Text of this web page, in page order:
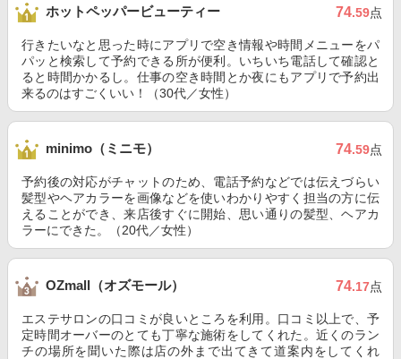
ホットペッパービューティー 74.59点
行きたいなと思った時にアプリで空き情報や時間メニューをパ
パッと検索して予約できる所が便利。いちいち電話して確認と
ると時間かかるし。仕事の空き時間とか夜にもアプリで予約出
来るのはすごくいい！（30代／女性）
minimo（ミニモ） 74.59点
予約後の対応がチャットのため、電話予約などでは伝えづらい
髪型やヘアカラーを画像などを使いわかりやすく担当の方に伝
えることができ、来店後すぐに開始、思い通りの髪型、ヘアカ
ラーにできた。（20代／女性）
OZmall（オズモール） 74.17点
エステサロンの口コミが良いところを利用。口コミ以上で、予
定時間オーバーのとても丁寧な施術をしてくれた。近くのラン
チの場所を聞いた際は店の外まで出てきて道案内をしてくれ